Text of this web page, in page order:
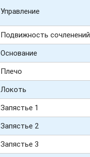
Управление
Подвижность сочленений
Основание
Плечо
Локоть
Запястье 1
Запястье 2
Запястье 3